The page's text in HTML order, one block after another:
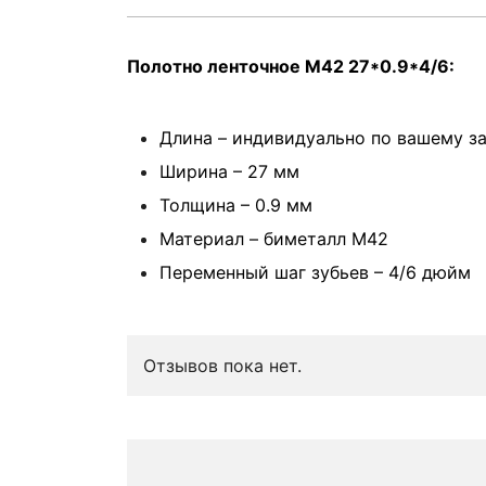
Полотно ленточное М42 27*0.9*4/6:
Длина – индивидуально по вашему
Ширина – 27 мм
Толщина – 0.9 мм
Материал – биметалл М42
Переменный шаг зубьев – 4/6 дюйм
Отзывов пока нет.